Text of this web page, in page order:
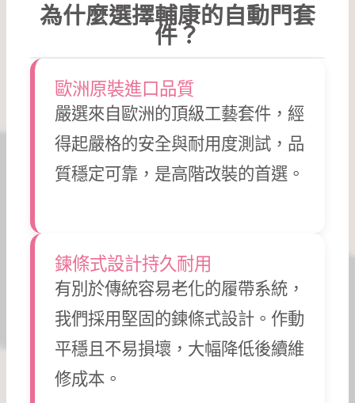
為什麼選擇輔康的自動門套
件？
歐洲原裝進口品質
嚴選來自歐洲的頂級工藝套件，經
得起嚴格的安全與耐用度測試，品
質穩定可靠，是高階改裝的首選。
鍊條式設計持久耐用
有別於傳統容易老化的履帶系統，
我們採用堅固的鍊條式設計。作動
平穩且不易損壞，大幅降低後續維
修成本。